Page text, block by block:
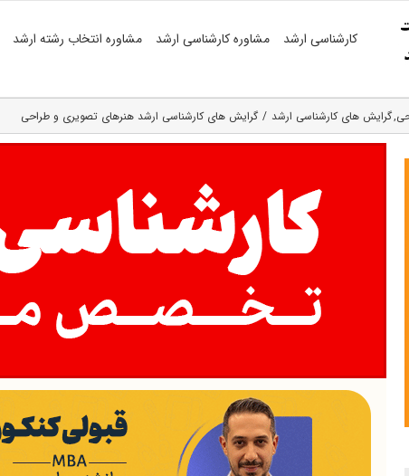
کارشناسی ارشد مشاوره کارشناسی ارشد مشاوره انتخاب رشته ارشد
گرایش های کارشناسی ارشد گرایش های کارشناسی ارشد هنرهای تصویری و طراحی